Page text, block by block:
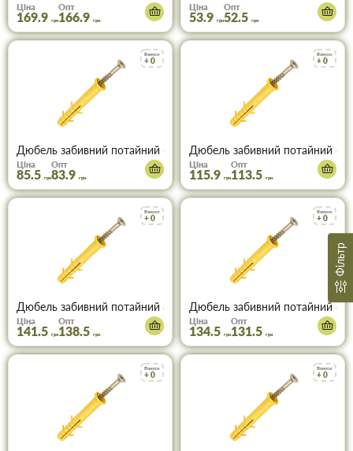
Ціна
169.9 грн
Опт
166.9 грн
Ціна
53.9 грн
Опт
52.5 грн
Бонуси
+ 0
Дюбель забивний потайний 6х60 мм, поліпропіленовий, пачка
Ціна
85.5 грн
Опт
83.9 грн
Бонуси
+ 0
Дюбель забивний потайний
Ціна
115.9 грн
Опт
113.5 грн
Бонуси
+ 0
Дюбель забивний потайний 8х100 мм, поліпропіленовий, пачка
Ціна
141.5 грн
Опт
138.5 грн
Бонуси
+ 0
Дюбель забивний потайний
Ціна
134.5 грн
Опт
131.5 грн
Бонуси
+ 0
Бонуси
+ 0
Фільтр